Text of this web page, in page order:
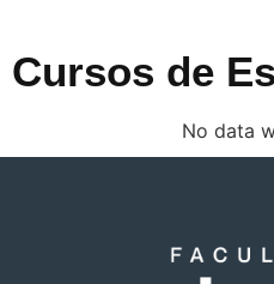
Cursos de
No data